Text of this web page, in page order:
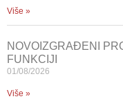
Više »
NOVOIZGRAĐENI
FUNKCIJI
01/08/2026
Više »